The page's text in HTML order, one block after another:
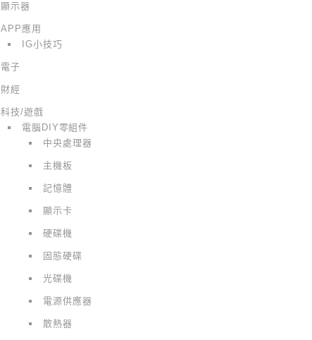
顯示器
APP應用
IG小技巧
電子
財經
科技/遊戲
電腦DIY零組件
中央處理器
主機板
記憶體
顯示卡
硬碟機
固態硬碟
光碟機
電源供應器
散熱器